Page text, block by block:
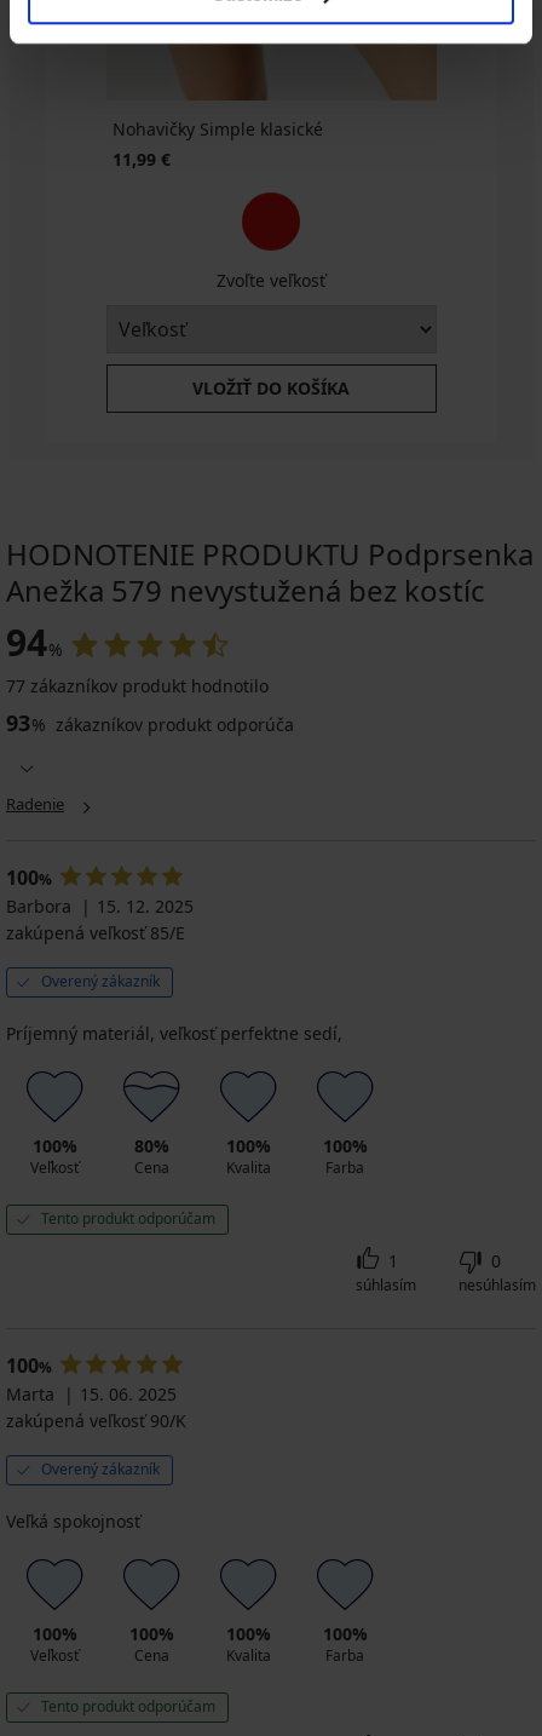
Nohavičky Simple klasické
11,99 €
Zvoľte veľkosť
VLOŽIŤ DO KOŠÍKA
HODNOTENIE PRODUKTU Podprsenka
Anežka 579 nevystužená bez kostíc
94%
77 zákazníkov produkt hodnotilo
93% zákazníkov produkt odporúča
Radenie
100%
Barbora
15. 12. 2025
zakúpená veľkosť 85/E
Overený zákazník
Príjemný materiál, veľkosť perfektne sedí,
100%
Veľkosť
80%
Cena
100%
Kvalita
100%
Farba
Tento produkt odporúčam
1
súhlasím
0
nesúhlasím
100%
Marta
15. 06. 2025
zakúpená veľkosť 90/K
Overený zákazník
Veľká spokojnosť
100%
Veľkosť
100%
Cena
100%
Kvalita
100%
Farba
Tento produkt odporúčam